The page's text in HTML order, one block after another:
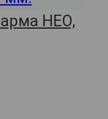
НЕО,